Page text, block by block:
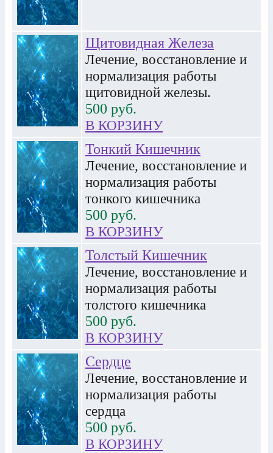
Щитовидная Железа
Лечение, восстановление и
нормализация работы
щитовидной железы.
500 руб.
В КОРЗИНУ
Тонкий Кишечник
Лечение, восстановление и
нормализация работы
тонкого кишечника
500 руб.
В КОРЗИНУ
Толстый Кишечник
Лечение, восстановление и
нормализация работы
толстого кишечника
500 руб.
В КОРЗИНУ
Сердце
Лечение, восстановление и
нормализация работы
сердца
500 руб.
В КОРЗИНУ